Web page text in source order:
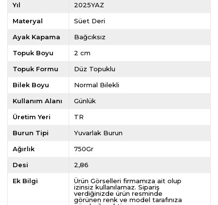
Yıl 2025YAZ
Materyal Süet Deri
Ayak Kapama Bağcıksız
Topuk Boyu 2 cm
Topuk Formu Düz Topuklu
Bilek Boyu Normal Bilekli
Kullanım Alanı Günlük
Üretim Yeri TR
Burun Tipi Yuvarlak Burun
Ağırlık 750Gr
Desi 2,86
Ek Bilgi
Ürün Görselleri firmamıza ait olup
izinsiz kullanılamaz. Sipariş
verdiğinizde ürün resminde
görünen renk ve model tarafınıza